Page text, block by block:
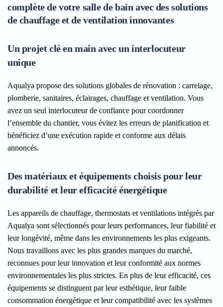
complète de votre salle de bain avec des solutions
de chauffage et de ventilation innovantes
Un projet clé en main avec un interlocuteur
unique
Aqualya propose des solutions globales de rénovation : carrelage,
plomberie, sanitaires, éclairages, chauffage et ventilation. Vous
avez un seul interlocuteur de confiance pour coordonner
l’ensemble du chantier, vous évitez les erreurs de planification et
bénéficiez d’une exécution rapide et conforme aux délais
annoncés.
Des matériaux et équipements choisis pour leur
durabilité et leur efficacité énergétique
Les appareils de chauffage, thermostats et ventilations intégrés par
Aqualya sont sélectionnés pour leurs performances, leur fiabilité et
leur longévité, même dans les environnements les plus exigeants.
Nous travaillons avec les plus grandes marques du marché,
reconnues pour leur innovation et leur conformité aux normes
environnementales les plus strictes. En plus de leur efficacité, ces
équipements se distinguent par leur esthétique, leur faible
consommation énergétique et leur compatibilité avec les systèmes